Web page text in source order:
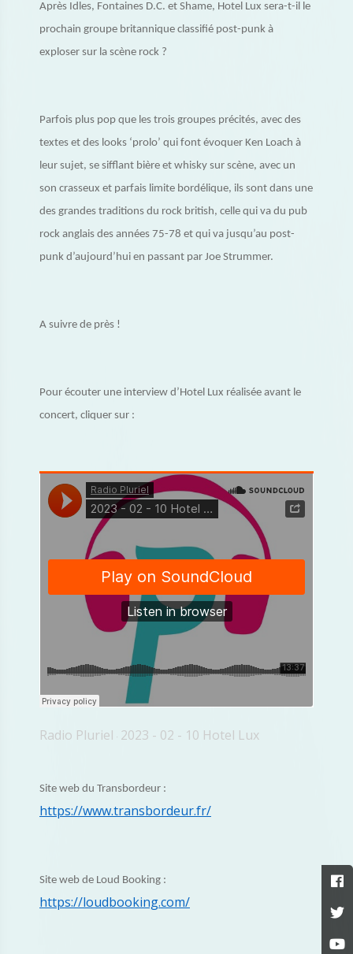
Après Idles, Fontaines D.C. et Shame, Hotel Lux sera-t-il le
prochain groupe britannique classifié post-punk à
exploser sur la scène rock ?
Parfois plus pop que les trois groupes précités, avec des
textes et des looks ‘prolo’ qui font évoquer Ken Loach à
leur sujet, se sifflant bière et whisky sur scène, avec un
son crasseux et parfais limite bordélique, ils sont dans une
des grandes traditions du rock british, celle qui va du pub
rock anglais des années 75-78 et qui va jusqu’au post-
punk d’aujourd’hui en passant par Joe Strummer.
A suivre de près !
Pour écouter une interview d’Hotel Lux réalisée avant le
concert, cliquer sur :
Radio Pluriel · 2023 - 02 - 10 Hotel Lux
Site web du Transbordeur :
https://www.transbordeur.fr/
Site web de Loud Booking :
https://loudbooking.com/